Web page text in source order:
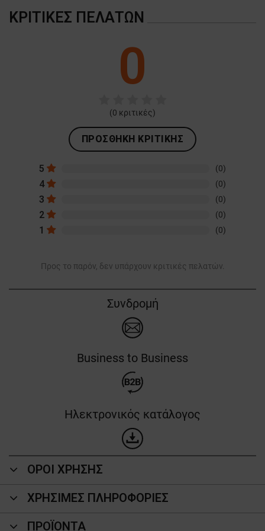
ΚΡΙΤΙΚΈΣ ΠΕΛΑΤΏΝ
0
(0 κριτικές)
ΠΡΟΣΘΉΚΗ ΚΡΙΤΙΚΉΣ
5 (0)
4 (0)
3 (0)
2 (0)
1 (0)
Προς το παρόν, δεν υπάρχουν κριτικές πελατών.
Συνδρομή
Business to Business
Ηλεκτρονικός κατάλογος
ΟΡΟΙ ΧΡΗΣΗΣ
ΧΡΗΣΙΜΕΣ ΠΛΗΡΟΦΟΡΙΕΣ
ΠΡΟΪΌΝΤΑ